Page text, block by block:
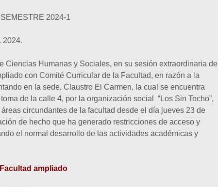
2024-1
2024.
Ciencias Humanas y Sociales, en su sesión extraordinaria del
con Comité Curricular de la Facultad, en razón a la
en la sede, Claustro El Carmen, la cual se encuentra
de la calle 4, por la organización social “Los Sin Techo”,
circundantes de la facultad desde el día jueves 23 de
de hecho que ha generado restricciones de acceso y
el normal desarrollo de las actividades académicas y
ampliado